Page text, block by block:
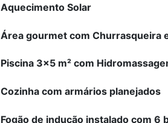
Aquecimento Solar
Área gourmet com Churrasqueira
Piscina 3x5 m² com
Cozinha com armários planejados
Fogão de indução instalado com 6